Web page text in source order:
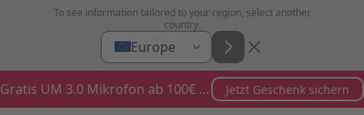
Zum Inhalt springen
To see information tailored to your region, select another
country.
Europe
Gratis UM 3.0 Mikrofon ab 100€ Bestellwert Jetzt Geschenk sichern